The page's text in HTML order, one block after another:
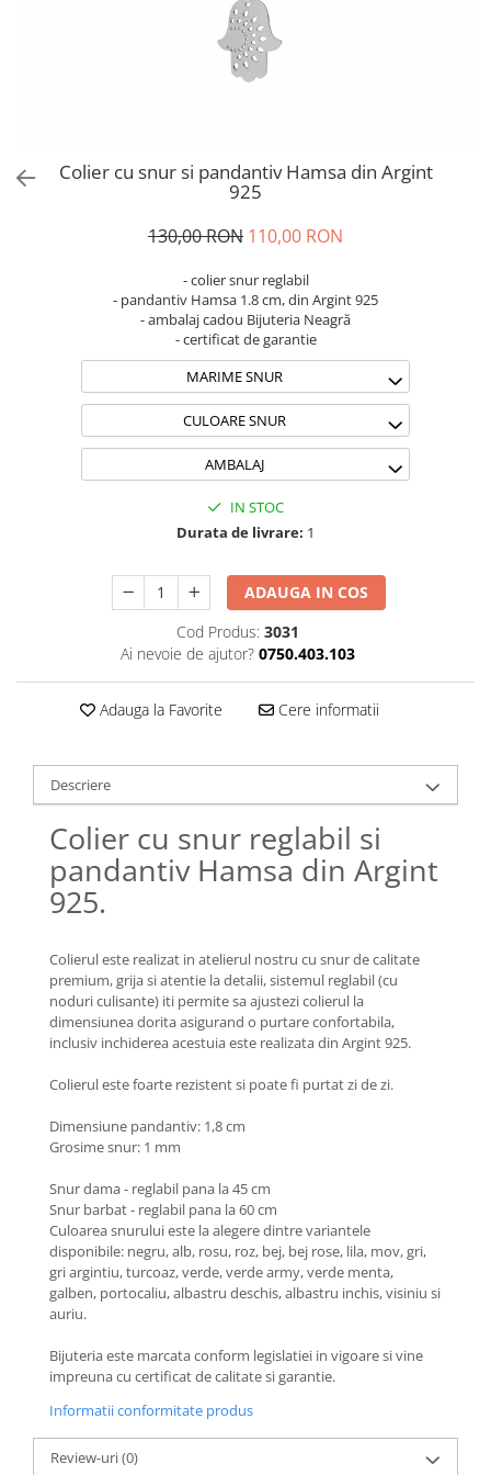
Coliere Transparente cu Stea
Coliere Transparente cu Soare
Coliere Transparente cu Semilună
Coliere Transparente cu Flori
Coliere Transparente cu Molecule
Coliere Transparente cu Pietre
Coliere Transparente Diverse
Lănțișoare cu Inimioare
Lănțișoare cu Cruce
Lănțișoare cu Stea
Lănțișoare cu Molecule
Lănțișoare cu Pietre Naturale
Lănțișoare Argint Diverse
Coliere cu Perle Naturale
COLIERE ȘNUR REGLABIL
Coliere cu Inimioare
Coliere cu Cruce
Coliere cu Stea
Coliere cu Soare
Coliere cu Semilună
Coliere cu Flori
Coliere cu Animale
Coliere cu Molecule
Coliere Diverse
BRĂȚĂRI
Brățări din Aur cu șnur reglabil
BRĂȚĂRI CU PIETRE SEMIPREȚIOASE
Brățări din Aur cu pietre
semiprețioase
Brățări din Argint cu pietre
semiprețioase
semiprețioase
BRĂȚĂRI DE PICIOR
Brățări de picior din Aur
Brățări de picior din Argint
COLIERE
Colier cu snur si pandantiv Hamsa din Argint
925
130,00 RON 110,00 RON
- colier snur reglabil
- pandantiv Hamsa 1.8 cm, din Argint 925
- ambalaj cadou Bijuteria Neagră
- certificat de garantie
MARIME SNUR
CULOARE SNUR
AMBALAJ
IN STOC
Durata de livrare: 1
ADAUGA IN COS
Cod Produs: 3031
Ai nevoie de ajutor? 0750.403.103
Adauga la Favorite Cere informatii
Descriere
Colier cu snur reglabil si
pandantiv Hamsa din Argint
925.
Colierul este realizat in atelierul nostru cu snur de calitate
premium, grija si atentie la detalii, sistemul reglabil (cu
noduri culisante) iti permite sa ajustezi colierul la
dimensiunea dorita asigurand o purtare confortabila,
inclusiv inchiderea acestuia este realizata din Argint 925.
Colierul este foarte rezistent si poate fi purtat zi de zi.
Dimensiune pandantiv: 1,8 cm
Grosime snur: 1 mm
Snur dama - reglabil pana la 45 cm
Snur barbat - reglabil pana la 60 cm
Culoarea snurului este la alegere dintre variantele
disponibile: negru, alb, rosu, roz, bej, bej rose, lila, mov, gri,
gri argintiu, turcoaz, verde, verde army, verde menta,
galben, portocaliu, albastru deschis, albastru inchis, visiniu si
auriu.
Bijuteria este marcata conform legislatiei in vigoare si vine
impreuna cu certificat de calitate si garantie.
Informatii conformitate produs
Review-uri(0)